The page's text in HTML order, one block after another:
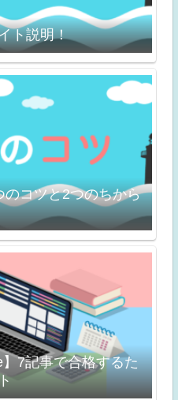
ト説明！
のコツと2つのちから
7記事で合格するた